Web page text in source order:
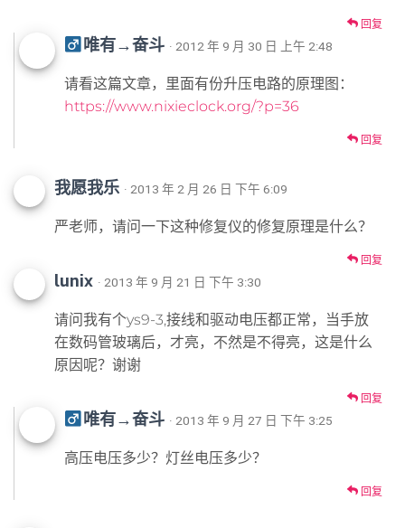
回复
唯有→奋斗 · 2012 年 9 月 30 日 上午 2:48
请看这篇文章，里面有份升压电路的原理图：
https://www.nixieclock.org/?p=36
回复
我愿我乐 · 2013 年 2 月 26 日 下午 6:09
严老师，请问一下这种修复仪的修复原理是什么？
回复
lunix · 2013 年 9 月 21 日 下午 3:30
请问我有个ys9-3,接线和驱动电压都正常，当手放
在数码管玻璃后，才亮，不然是不得亮，这是什么
原因呢？谢谢
回复
唯有→奋斗 · 2013 年 9 月 27 日 下午 3:25
高压电压多少？灯丝电压多少？
回复